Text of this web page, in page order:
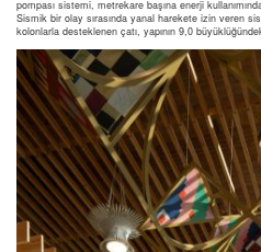
pompası sistemi, metrekare başına enerji
Sismik bir olay sırasında yanal harekete izin veren
kolonlarla desteklenen çatı, yapının 9,0